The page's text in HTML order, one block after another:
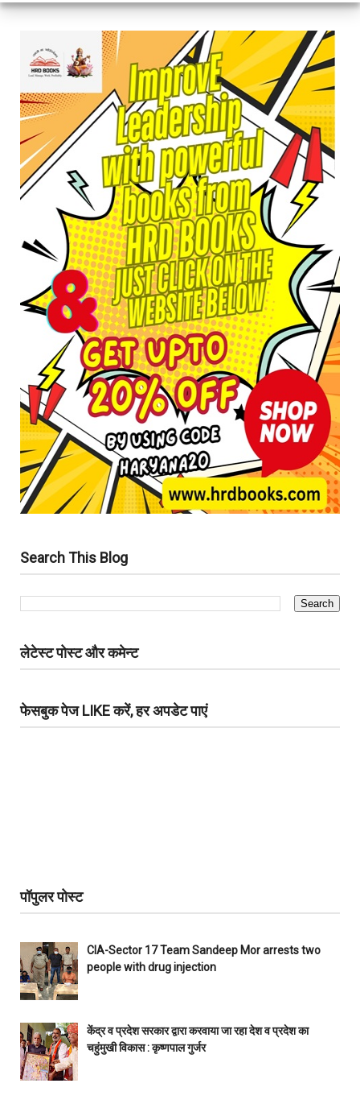
Search This Blog
लेटेस्ट पोस्ट और कमेन्ट
फेसबुक पेज LIKE करें, हर अपडेट पाएं
पॉपुलर पोस्ट
CIA-Sector 17 Team Sandeep Mor arrests two
people with drug injection
केंद्र व प्रदेश सरकार द्वारा करवाया जा रहा देश व प्रदेश का
चहुंमुखी विकास : कृष्णपाल गुर्जर